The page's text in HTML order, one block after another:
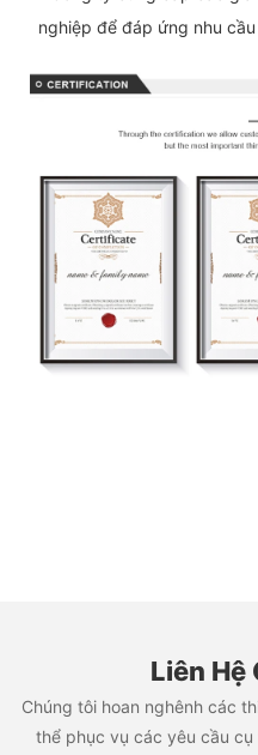
nghiệp để đáp ứng nhu
Liên Hệ
Chúng tôi hoan nghênh các
thể phục vụ các yêu cầu